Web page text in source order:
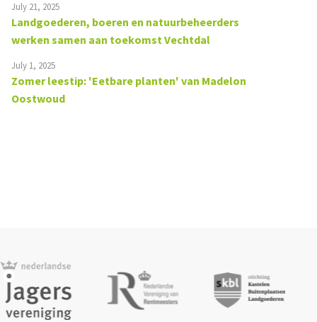
July 21, 2025
Landgoederen, boeren en natuurbeheerders
werken samen aan toekomst Vechtdal
July 1, 2025
Zomer leestip: 'Eetbare planten' van Madelon
Oostwoud